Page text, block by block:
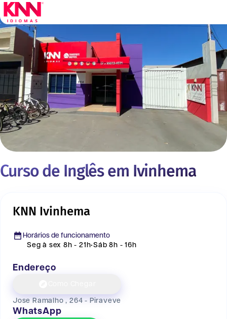
Curso de Inglês em Ivinhema
KNN Ivinhema
Horários de funcionamento
Seg à sex 8h - 21h•Sáb 8h - 16h
Endereço
Jose Ramalho , 264 - Piraveve
WhatsApp